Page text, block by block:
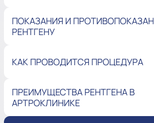
ПОКАЗАНИЯ И
РЕНТГЕНУ
КАК ПРОВОДИТСЯ ПРОЦЕДУРА
ПРЕИМУЩЕСТВА РЕНТГЕНА В
АРТРОКЛИНИКЕ